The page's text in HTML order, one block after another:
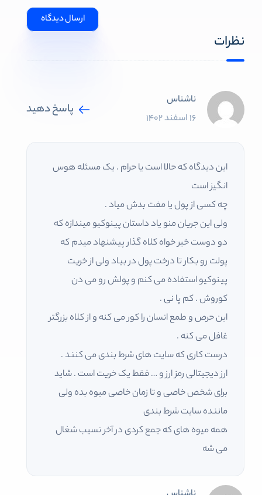
نظرات
ناشناس
16 اسفند 1402
پاسخ دهید
این دیدگاه که حالا است یا حرام . یک مسئله هوس
انگیز است
چه کسی از پول یا مفت بدش میاد .
ولی این جریان منو یاد داستان پینوکیو میندازه که
دو دوست خیر خواه کلاه گذار پیشنهاد میدم که
پولت رو بکار تا درخت پول در بیاد ولی از خریت
پینوکیو استفاده می کنم و پولش رو می دن
کوروش . کم پا نی .
این حرص و طمع انسان را کور می کنه و از کلاه بزرگتر
غافل می کنه .
درست کاری که سایت های شرط بندی می کنند .
ارز دیجیتالی رمز ارز و … فقط یک خریت است . شاید
برای شخص خاصی و تا زمان خاصی میوه بده ولی
ماننده سایت شرط بندی
همه میوه های که جمع کردی در آخر نسیب شغال
می شه